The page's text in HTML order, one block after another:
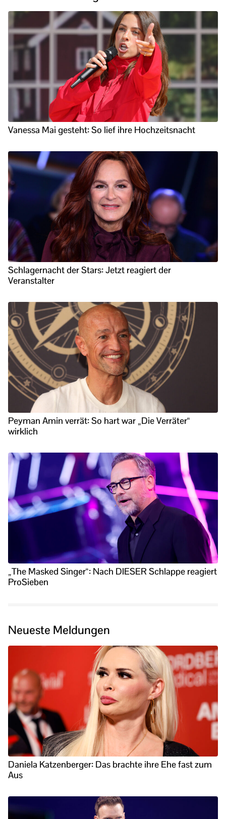
Vanessa Mai gesteht: So lief ihre Hochzeitsnacht
Schlagernacht der Stars: Jetzt reagiert der
Veranstalter
Peyman Amin verrät: So hart war „Die Verräter“
wirklich
„The Masked Singer“: Nach DIESER Schlappe reagiert
ProSieben
Neueste Meldungen
Daniela Katzenberger: Das brachte ihre Ehe fast zum
Aus